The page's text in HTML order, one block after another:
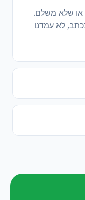
או שלא משלם.
לא עמדנו